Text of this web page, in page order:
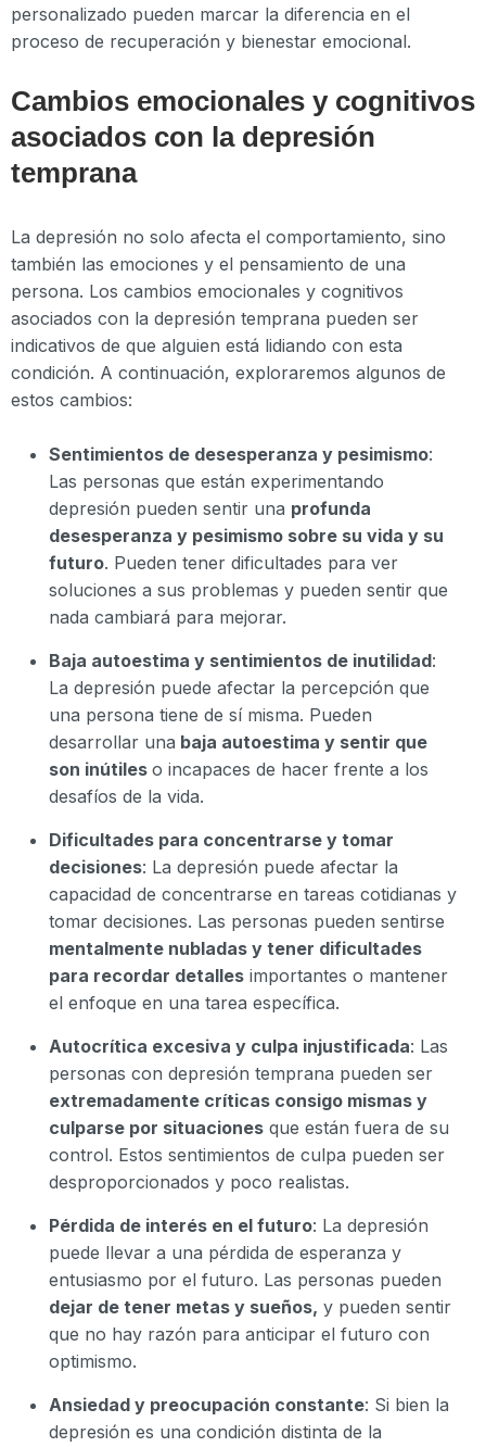
personalizado pueden marcar la diferencia en el
proceso de recuperación y bienestar emocional.
Cambios emocionales y cognitivos
asociados con la depresión
temprana
La depresión no solo afecta el comportamiento, sino
también las emociones y el pensamiento de una
persona. Los cambios emocionales y cognitivos
asociados con la depresión temprana pueden ser
indicativos de que alguien está lidiando con esta
condición. A continuación, exploraremos algunos de
estos cambios:
Sentimientos de desesperanza y pesimismo:
Las personas que están experimentando
depresión pueden sentir una profunda
desesperanza y pesimismo sobre su vida y su
futuro. Pueden tener dificultades para ver
soluciones a sus problemas y pueden sentir que
nada cambiará para mejorar.
Baja autoestima y sentimientos de inutilidad:
La depresión puede afectar la percepción que
una persona tiene de sí misma. Pueden
desarrollar una baja autoestima y sentir que
son inútiles o incapaces de hacer frente a los
desafíos de la vida.
Dificultades para concentrarse y tomar
decisiones: La depresión puede afectar la
capacidad de concentrarse en tareas cotidianas y
tomar decisiones. Las personas pueden sentirse
mentalmente nubladas y tener dificultades
para recordar detalles importantes o mantener
el enfoque en una tarea específica.
Autocrítica excesiva y culpa injustificada: Las
personas con depresión temprana pueden ser
extremadamente críticas consigo mismas y
culparse por situaciones que están fuera de su
control. Estos sentimientos de culpa pueden ser
desproporcionados y poco realistas.
Pérdida de interés en el futuro: La depresión
puede llevar a una pérdida de esperanza y
entusiasmo por el futuro. Las personas pueden
dejar de tener metas y sueños, y pueden sentir
que no hay razón para anticipar el futuro con
optimismo.
Ansiedad y preocupación constante: Si bien la
depresión es una condición distinta de la